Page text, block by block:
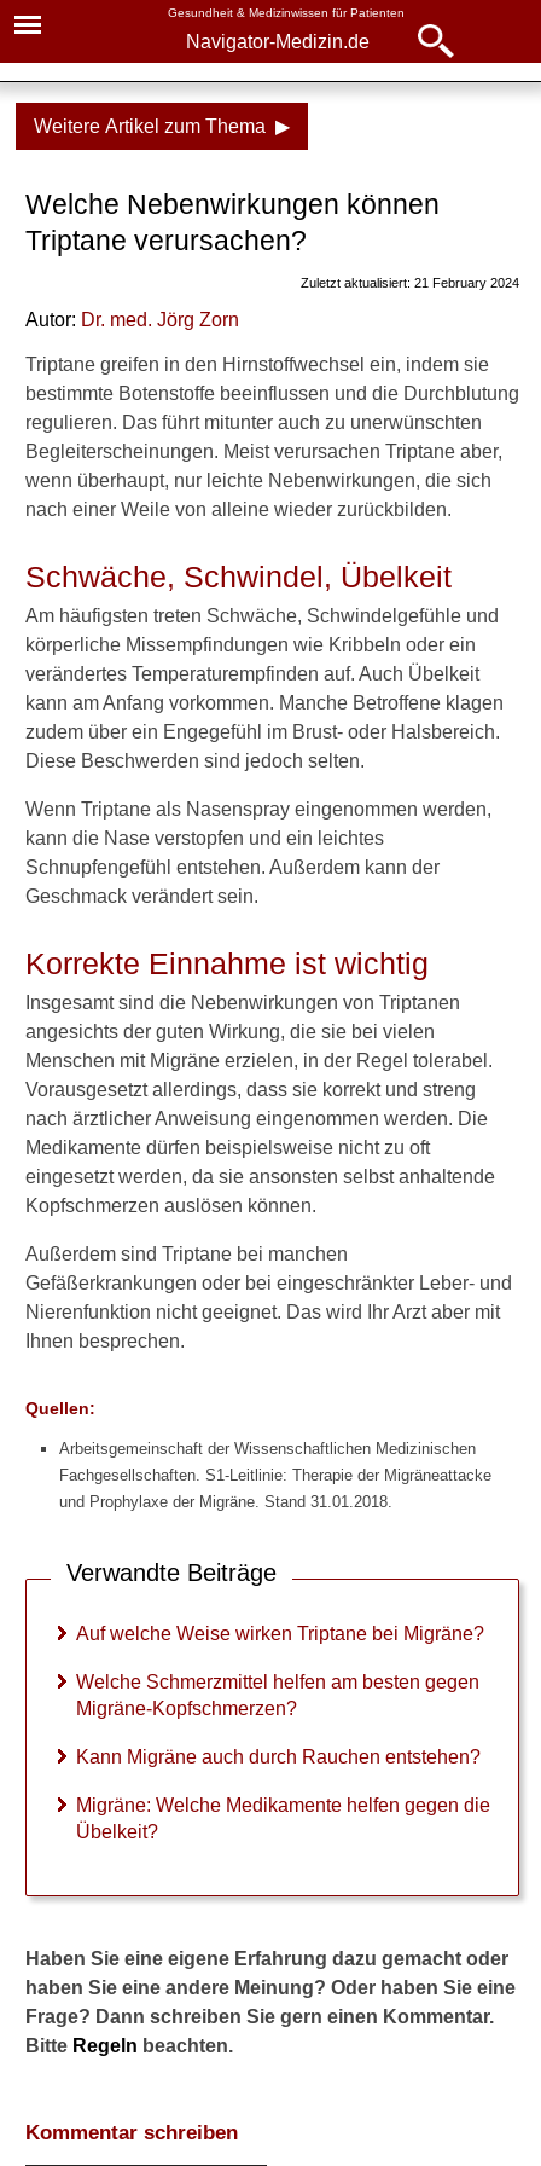
Gesundheit & Medizinwissen für Patienten
Navigator-Medizin.de
Weitere Artikel zum Thema ▶
Welche Nebenwirkungen können
Triptane verursachen?
Zuletzt aktualisiert: 21 February 2024
Autor: Dr. med. Jörg Zorn
Triptane greifen in den Hirnstoffwechsel ein, indem sie
bestimmte Botenstoffe beeinflussen und die Durchblutung
regulieren. Das führt mitunter auch zu unerwünschten
Begleiterscheinungen. Meist verursachen Triptane aber,
wenn überhaupt, nur leichte Nebenwirkungen, die sich
nach einer Weile von alleine wieder zurückbilden.
Schwäche, Schwindel, Übelkeit
Am häufigsten treten Schwäche, Schwindelgefühle und
körperliche Missempfindungen wie Kribbeln oder ein
verändertes Temperaturempfinden auf. Auch Übelkeit
kann am Anfang vorkommen. Manche Betroffene klagen
zudem über ein Engegefühl im Brust- oder Halsbereich.
Diese Beschwerden sind jedoch selten.
Wenn Triptane als Nasenspray eingenommen werden,
kann die Nase verstopfen und ein leichtes
Schnupfengefühl entstehen. Außerdem kann der
Geschmack verändert sein.
Korrekte Einnahme ist wichtig
Insgesamt sind die Nebenwirkungen von Triptanen
angesichts der guten Wirkung, die sie bei vielen
Menschen mit Migräne erzielen, in der Regel tolerabel.
Vorausgesetzt allerdings, dass sie korrekt und streng
nach ärztlicher Anweisung eingenommen werden. Die
Medikamente dürfen beispielsweise nicht zu oft
eingesetzt werden, da sie ansonsten selbst anhaltende
Kopfschmerzen auslösen können.
Außerdem sind Triptane bei manchen
Gefäßerkrankungen oder bei eingeschränkter Leber- und
Nierenfunktion nicht geeignet. Das wird Ihr Arzt aber mit
Ihnen besprechen.
Quellen:
Arbeitsgemeinschaft der Wissenschaftlichen Medizinischen
Fachgesellschaften. S1-Leitlinie: Therapie der Migräneattacke
und Prophylaxe der Migräne. Stand 31.01.2018.
Verwandte Beiträge
Auf welche Weise wirken Triptane bei Migräne?
Welche Schmerzmittel helfen am besten gegen
Migräne-Kopfschmerzen?
Kann Migräne auch durch Rauchen entstehen?
Migräne: Welche Medikamente helfen gegen die
Übelkeit?
Haben Sie eine eigene Erfahrung dazu gemacht oder
haben Sie eine andere Meinung? Oder haben Sie eine
Frage? Dann schreiben Sie gern einen Kommentar.
Bitte Regeln beachten.
Kommentar schreiben
Navigator-Medizin.de
► Krankheiten
► Diagnostik & Laborwerte
► Therapieverfahren
► Medikamente
► Gesundheitsthemen
Navigator-
Medizin.de
▾
Triptane
Tipps zur Einnahme
Verwandte Beiträge
A
u
f
w
c
h
e
W
i
s
e
i
r
k
e
n
r
p
t
a
e
b
e
i
M
g
ä
n
e
W
e
c
h
c
m
r
z
i
t
e
e
e
n
a
m
t